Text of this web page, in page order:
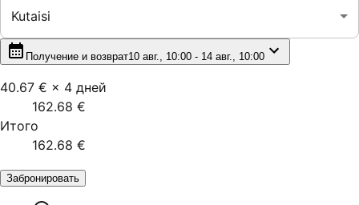
Kutaisi
Получение и возврат10 авг., 10:00 - 14 авг., 10:00
40.67 € × 4 дней
162.68 €
Итого
162.68 €
Забронировать